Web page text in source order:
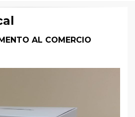
AL COMERCIO